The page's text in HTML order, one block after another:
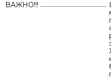
ВАЖНО!!!